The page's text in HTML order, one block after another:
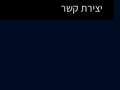
יצירת קשר